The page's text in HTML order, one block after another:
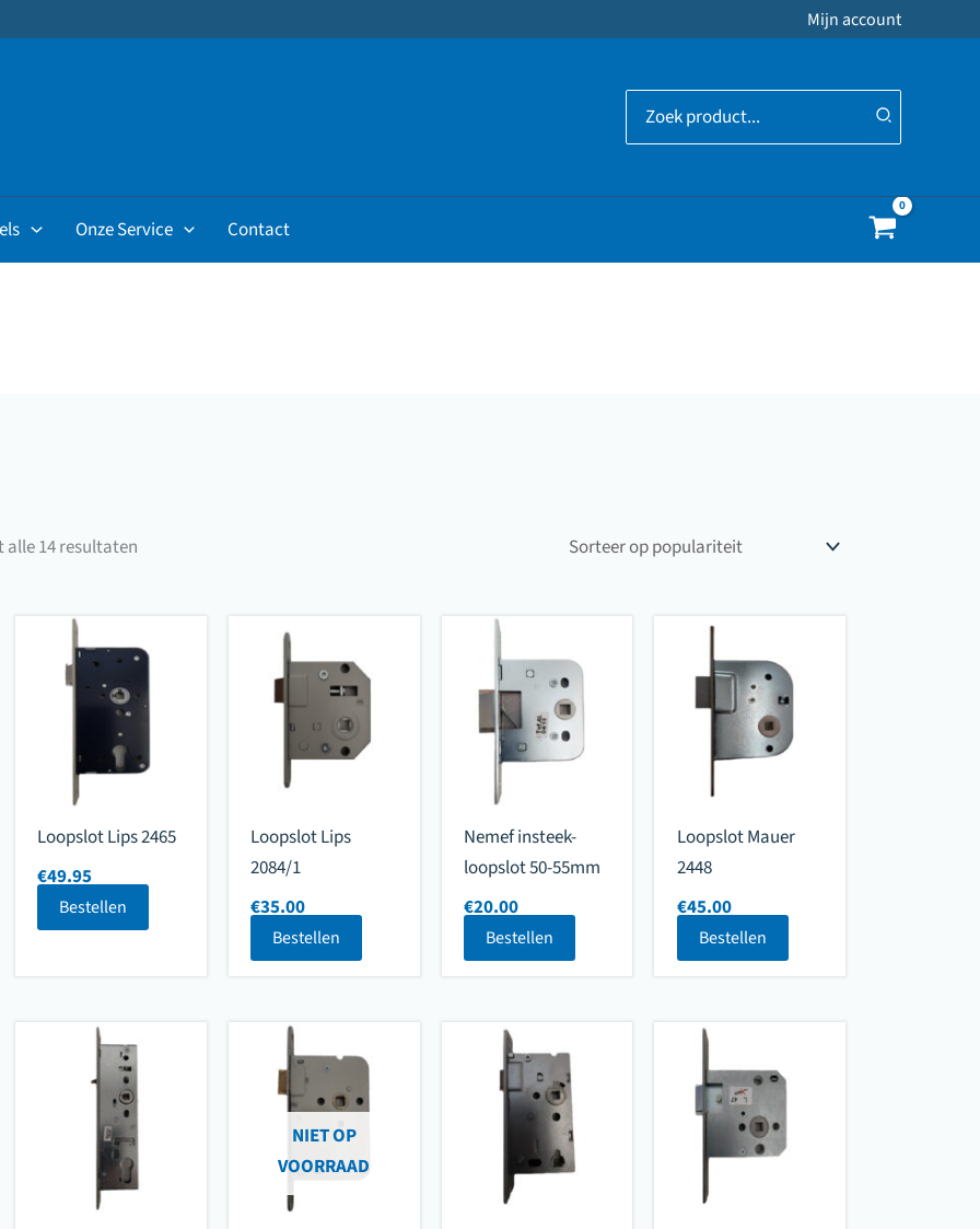
Mijn account
Zoeken
naar:
Onze Service Contact
alle 14 resultaten
Loopslot Lips 2465
€49.95
Bestellen
Loopslot Lips
2084/1
€35.00
Bestellen
Nemef insteek-
loopslot 50-55mm
€20.00
Bestellen
Loopslot Mauer
2448
€45.00
Bestellen
NIET OP
VOORRAAD